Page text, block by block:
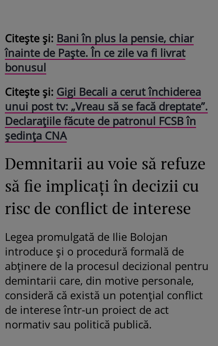
Citește și: Bani în plus la pensie, chiar
înainte de Paște. În ce zile va fi livrat
bonusul
Citește și: Gigi Becali a cerut închiderea
unui post tv: „Vreau să se facă dreptate”.
Declarațiile făcute de patronul FCSB în
ședința CNA
Demnitarii au voie să refuze
să fie implicați în decizii cu
risc de conflict de interese
Legea promulgată de Ilie Bolojan
introduce și o procedură formală de
abținere de la procesul decizional pentru
demintarii care, din motive personale,
consideră că există un potențial conflict
de interese într-un proiect de act
normativ sau politică publică.